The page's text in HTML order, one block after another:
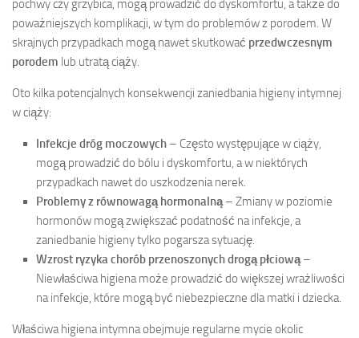
pochwy czy grzybica, mogą prowadzić do dyskomfortu, a także do
poważniejszych komplikacji, w tym do problemów z porodem. W
skrajnych przypadkach mogą nawet skutkować przedwczesnym
porodem lub utratą ciąży.
Oto kilka potencjalnych konsekwencji zaniedbania higieny intymnej
w ciąży:
Infekcje dróg moczowych – Często występujące w ciąży,
mogą prowadzić do bólu i dyskomfortu, a w niektórych
przypadkach nawet do uszkodzenia nerek.
Problemy z równowagą hormonalną– Zmiany w poziomie
hormonów mogą zwiększać podatność na infekcje, a
zaniedbanie higieny tylko pogarsza sytuację.
Wzrost ryzyka chorób przenoszonych drogą płciową–
Niewłaściwa higiena może prowadzić do większej wrażliwości
na infekcje, które mogą być niebezpieczne dla matki i dziecka.
Właściwa higiena intymna obejmuje regularne mycie okolic